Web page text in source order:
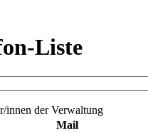
Liste
innen der Verwaltung
Mail